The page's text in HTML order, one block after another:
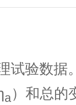
试验数据
a）和总的